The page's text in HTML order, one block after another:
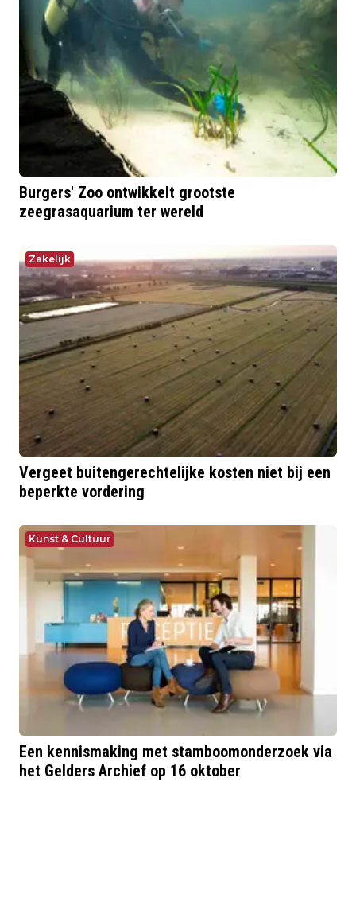
Burgers' Zoo ontwikkelt grootste
zeegrasaquarium ter wereld
Zakelijk
Vergeet buitengerechtelijke kosten niet bij een
beperkte vordering
Kunst & Cultuur
Een kennismaking met stamboomonderzoek via
het Gelders Archief op 16 oktober